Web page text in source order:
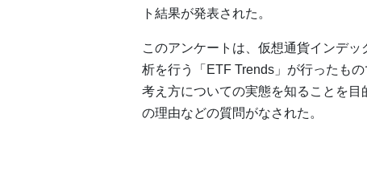
ト結果が発表された。
このアンケートは、仮想通貨インデ
析を行う「ETF Trends」が行ったも
考え方についての実態を知ることを
の理由などの質問がなされた。